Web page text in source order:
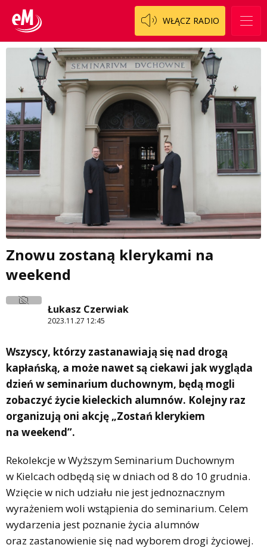
WŁĄCZ RADIO
Znowu zostaną klerykami na
weekend
Łukasz Czerwiak
2023.11.27 12:45
Wszyscy, którzy zastanawiają się nad drogą
kapłańską, a może nawet są ciekawi jak wygląda
dzień w seminarium duchownym, będą mogli
zobaczyć życie kieleckich alumnów. Kolejny raz
organizują oni akcję „Zostań klerykiem
na weekend”.
Rekolekcje w Wyższym Seminarium Duchownym
w Kielcach odbędą się w dniach od 8 do 10 grudnia.
Wzięcie w nich udziału nie jest jednoznacznym
wyrażeniem woli wstąpienia do seminarium. Celem
wydarzenia jest poznanie życia alumnów
oraz zastanowienie się nad wyborem drogi życiowej.